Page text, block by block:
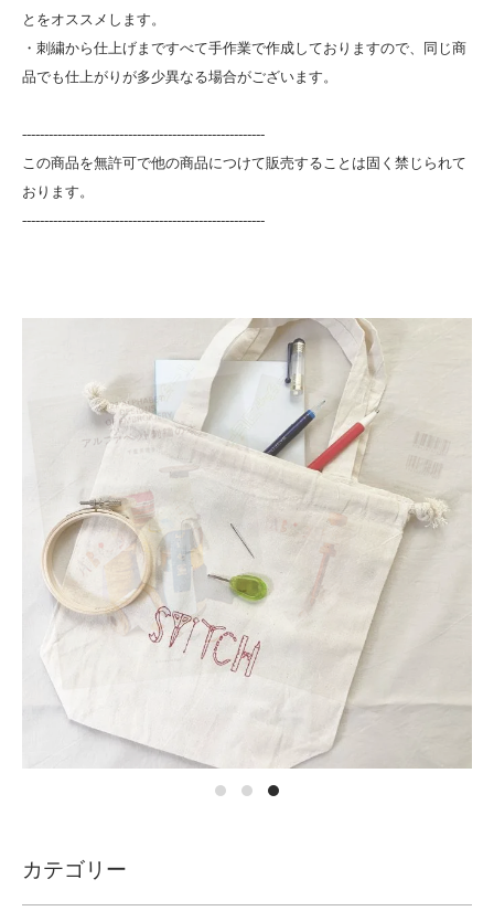
とをオススメします。
・刺繍から仕上げまですべて手作業で作成しておりますので、同じ商
品でも仕上がりが多少異なる場合がございます。
-------------------------------------------------------
この商品を無許可で他の商品につけて販売することは固く禁じられて
おります。
-------------------------------------------------------
カテゴリー